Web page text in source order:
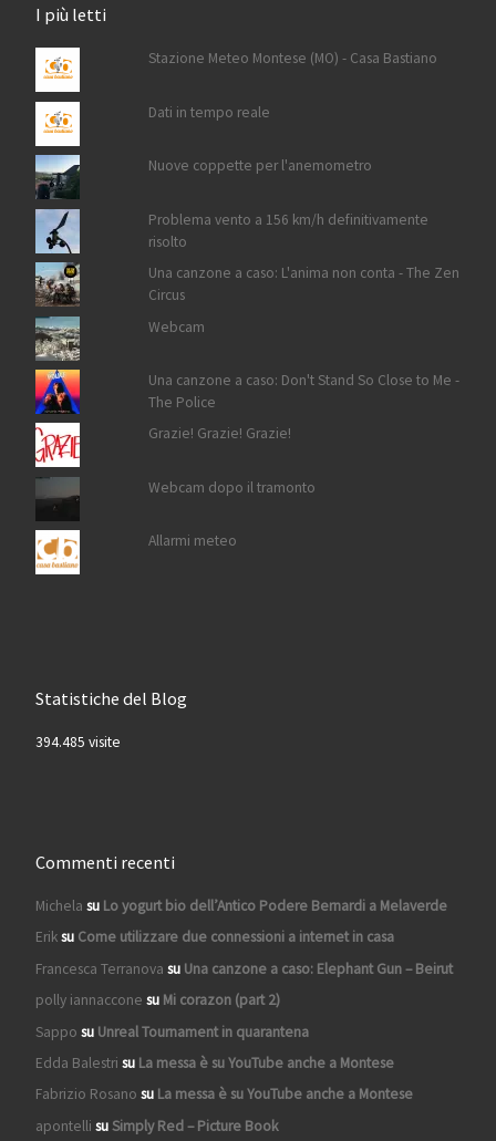
I più letti
Stazione Meteo Montese (MO) - Casa Bastiano
Dati in tempo reale
Nuove coppette per l'anemometro
Problema vento a 156 km/h definitivamente
risolto
Una canzone a caso: L'anima non conta - The Zen
Circus
Webcam
Una canzone a caso: Don't Stand So Close to Me -
The Police
Grazie! Grazie! Grazie!
Webcam dopo il tramonto
Allarmi meteo
Statistiche del Blog
394.485 visite
Commenti recenti
Michela su Lo yogurt bio dell’Antico Podere Bernardi a Melaverde
Eriksu Come utilizzare due connessioni a internet in casa
Francesca Terranova su Una canzone a caso: Elephant Gun – Beirut
polly iannaccone su Mi corazon (part 2)
Sappo su Unreal Tournament in quarantena
Edda Balestri su La messa è su YouTube anche a Montese
Fabrizio Rosano su La messa è su YouTube anche a Montese
apontelli suSimply Red – Picture Book